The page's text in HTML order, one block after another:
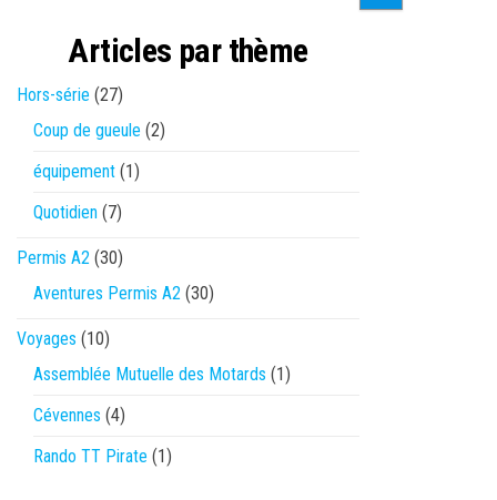
Articles par thème
Hors-série (27)
Coup de gueule (2)
équipement (1)
Quotidien (7)
Permis A2 (30)
Aventures Permis A2 (30)
Voyages (10)
Assemblée Mutuelle des Motards (1)
Cévennes (4)
Rando TT Pirate (1)